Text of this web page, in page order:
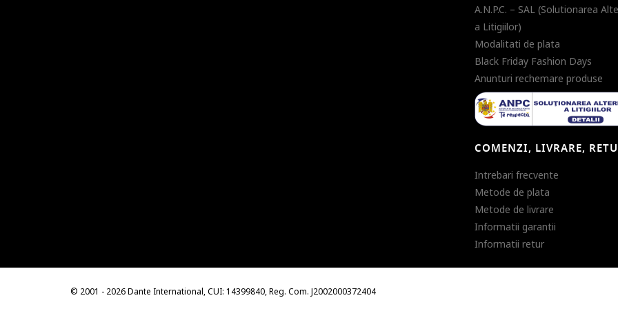
A.N.P.C. – SAL (Solutionarea
a Litigiilor)
Modalitati de plata
Black Friday Fashion Days
Anunturi rechemare produse
COMENZI, LIVRARE,
Intrebari frecvente
Metode de plata
Metode de livrare
Informatii garantii
Informatii retur
© 2001 - 2026 Dante International, CUI: 14399840, Reg. Com. J2002000372404